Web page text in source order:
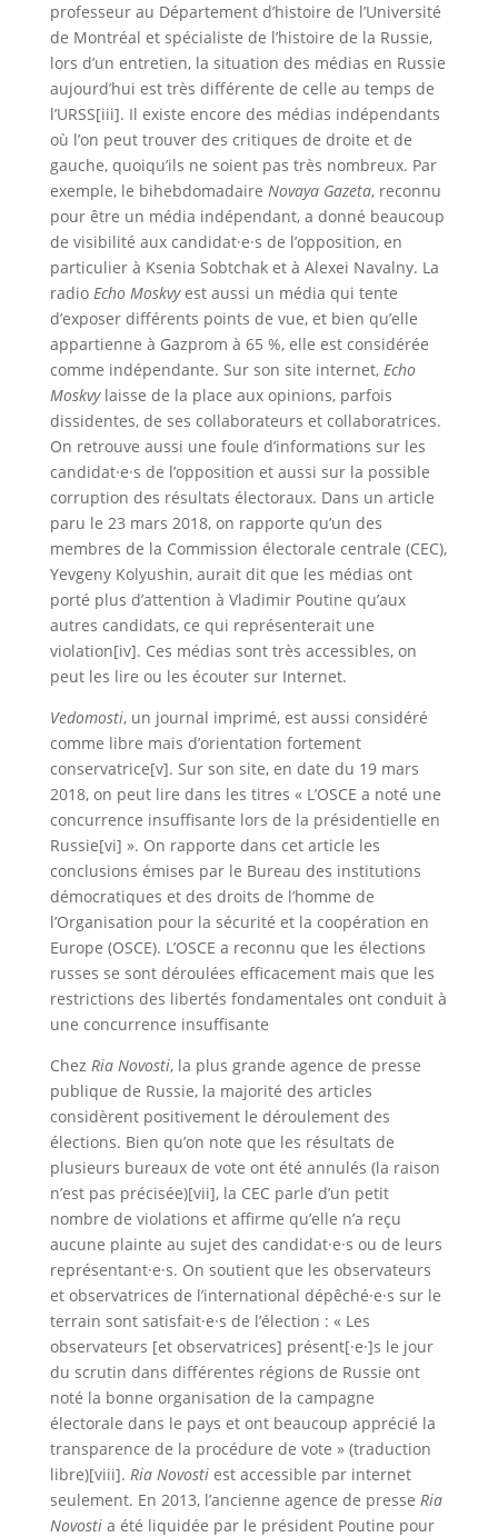
professeur au Département d’histoire de l’Université
de Montréal et spécialiste de l’histoire de la Russie,
lors d’un entretien, la situation des médias en Russie
aujourd’hui est très différente de celle au temps de
l’URSS[iii]. Il existe encore des médias indépendants
où l’on peut trouver des critiques de droite et de
gauche, quoiqu’ils ne soient pas très nombreux. Par
exemple, le bihebdomadaire Novaya Gazeta, reconnu
pour être un média indépendant, a donné beaucoup
de visibilité aux candidat·e·s de l’opposition, en
particulier à Ksenia Sobtchak et à Alexei Navalny. La
radio Echo Moskvyest aussi un média qui tente
d’exposer différents points de vue, et bien qu’elle
appartienne à Gazprom à 65 %, elle est considérée
comme indépendante. Sur son site internet, Echo
Moskvylaisse de la place aux opinions, parfois
dissidentes, de ses collaborateurs et collaboratrices.
On retrouve aussi une foule d’informations sur les
candidat·e·s de l’opposition et aussi sur la possible
corruption des résultats électoraux. Dans un article
paru le 23 mars 2018, on rapporte qu’un des
membres de la Commission électorale centrale (CEC),
Yevgeny Kolyushin, aurait dit que les médias ont
porté plus d’attention à Vladimir Poutine qu’aux
autres candidats, ce qui représenterait une
violation[iv]. Ces médias sont très accessibles, on
peut les lire ou les écouter sur Internet.
Vedomosti, un journal imprimé, est aussi considéré
comme libre mais d’orientation fortement
conservatrice[v]. Sur son site, en date du 19 mars
2018, on peut lire dans les titres « L’OSCE a noté une
concurrence insuffisante lors de la présidentielle en
Russie[vi] ». On rapporte dans cet article les
conclusions émises par le Bureau des institutions
démocratiques et des droits de l’homme de
l’Organisation pour la sécurité et la coopération en
Europe (OSCE). L’OSCE a reconnu que les élections
russes se sont déroulées efficacement mais que les
restrictions des libertés fondamentales ont conduit à
une concurrence insuffisante
Chez Ria Novosti, la plus grande agence de presse
publique de Russie, la majorité des articles
considèrent positivement le déroulement des
élections. Bien qu’on note que les résultats de
plusieurs bureaux de vote ont été annulés (la raison
n’est pas précisée)[vii], la CEC parle d’un petit
nombre de violations et affirme qu’elle n’a reçu
aucune plainte au sujet des candidat·e·s ou de leurs
représentant·e·s. On soutient que les observateurs
et observatrices de l’international dépêché·e·s sur le
terrain sont satisfait·e·s de l’élection : « Les
observateurs [et observatrices] présent[·e·]s le jour
du scrutin dans différentes régions de Russie ont
noté la bonne organisation de la campagne
électorale dans le pays et ont beaucoup apprécié la
transparence de la procédure de vote » (traduction
libre)[viii]. Ria Novosti est accessible par internet
seulement. En 2013, l’ancienne agence de presse Ria
Novostia été liquidée par le président Poutine pour